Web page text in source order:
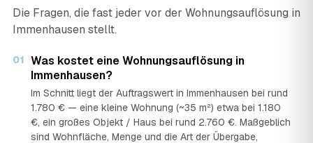
Die Fragen, die fast jeder vor der Wohnungsauflösung in
Immenhausen stellt.
01 Was kostet eine Wohnungsauflösung in
Immenhausen?
Im Schnitt liegt der Auftragswert in Immenhausen bei rund
1.780 € — eine kleine Wohnung (~35 m²) etwa bei 1.180
€, ein großes Objekt / Haus bei rund 2.760 €. Maßgeblich
sind Wohnfläche, Menge und die Art der Übergabe,